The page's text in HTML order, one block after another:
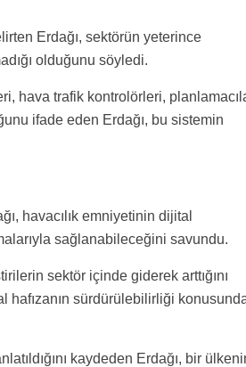
Erdağı, sektörün yeterince
olduğunu söyledi.
hava trafik kontrolörleri,
ifade eden Erdağı, bu sistemin
havacılık emniyetinin dijital
sağlanabileceğini savundu.
sektör içinde giderek arttığını
hafızanın sürdürülebilirliği
kaydeden Erdağı, bir